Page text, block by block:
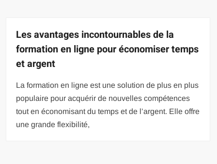
Les avantages incontournables de la
formation en ligne pour économiser temps
et argent
La formation en ligne est une solution de plus en plus
populaire pour acquérir de nouvelles compétences
tout en économisant du temps et de l’argent. Elle offre
une grande flexibilité,